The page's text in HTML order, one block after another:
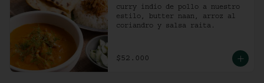
curry indio de pollo a nuestro
estilo, butter naan, arroz al
coriandro y salsa raita.
$52.000